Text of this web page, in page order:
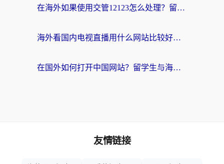
在海外如果使用交管12123怎么处理？留学生亲测有效的回国加速方案
海外看国内电视直播用什么网站比较好？一篇解决你所有追剧难题的实用指南
在国外如何打开中国网站？留学生与海外华人的无缝访问指南
友情链接